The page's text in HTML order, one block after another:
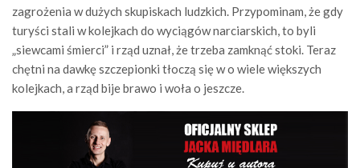
zagrożenia w dużych skupiskach ludzkich. Przypominam, że gdy
turyści stali w kolejkach do wyciągów narciarskich, to byli
„siewcami śmierci” i rząd uznał, że trzeba zamknąć stoki. Teraz
chętni na dawkę szczepionki tłoczą się w o wiele większych
kolejkach, a rząd bije brawo i woła o jeszcze.